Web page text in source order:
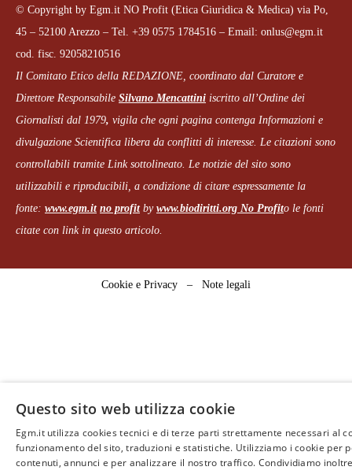
© Copyright by Egm.it NO Profit (Etica Giuridica & Medica) via Po,
45 – 52100 Arezzo – Tel. +39 0575 1784516 – Email: onlus@egm.it
cod. fisc. 92058210516
Il Comitato Etico della REDAZIONE, coordinato dal Curatore e
Direttore Responsabile Silvano Mencattini iscritto all’Ordine dei
Giornalisti dal 1979, vigila che ogni pagina contenga Informazioni e
divulgazione Scientifica libera da conflitti di interesse. Le citazioni sono
controllabili tramite Link sottolineato. Le notizie del sito sono
utilizzabili e riproducibili, a condizione di citare espressamente la
fonte: www.egm.it no profitby www.biodiritti.org No Profito le fonti
citate con link in questo articolo.
Cookie e Privacy – Note legali
Questo sito web utilizza cookie
Egm.it utilizza cookies tecnici e di terze parti strettamente necessari al
funzionamento del sito, traduzioni e statistiche. Utilizziamo i cookie per
contenuti, annunci e per analizzare il nostro traffico. Condividiamo